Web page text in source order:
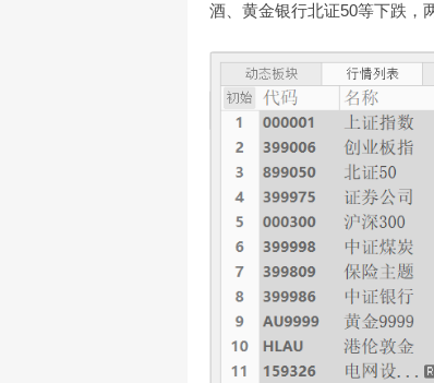
酒、黄金银行北证50等下跌，